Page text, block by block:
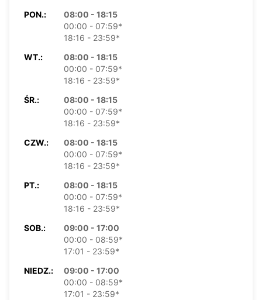
PON.:
08:00 - 18:15
00:00 - 07:59*
18:16 - 23:59*
WT.:
08:00 - 18:15
00:00 - 07:59*
18:16 - 23:59*
ŚR.:
08:00 - 18:15
00:00 - 07:59*
18:16 - 23:59*
CZW.:
08:00 - 18:15
00:00 - 07:59*
18:16 - 23:59*
PT.:
08:00 - 18:15
00:00 - 07:59*
18:16 - 23:59*
SOB.:
09:00 - 17:00
00:00 - 08:59*
17:01 - 23:59*
NIEDZ.:
09:00 - 17:00
00:00 - 08:59*
17:01 - 23:59*